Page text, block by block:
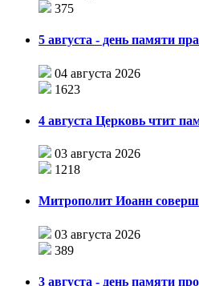
375
5 августа - день памяти
04 августа 2026
1623
4 августа Церковь чтит
03 августа 2026
1218
Митрополит Иоанн
03 августа 2026
389
3 августа - день памяти